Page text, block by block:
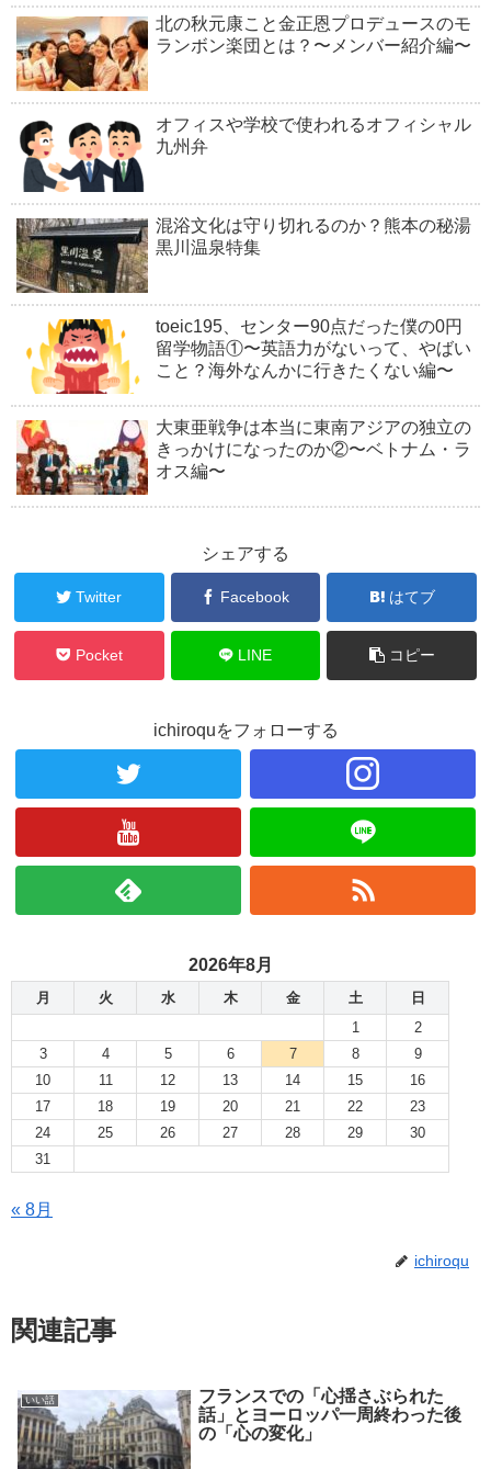
北の秋元康こと金正恩プロデュースのモ
ランボン楽団とは？〜メンバー紹介編〜
オフィスや学校で使われるオフィシャル
九州弁
混浴文化は守り切れるのか？熊本の秘湯
黒川温泉特集
toeic195、センター90点だった僕の0円
留学物語①〜英語力がないって、やばい
こと？海外なんかに行きたくない編〜
大東亜戦争は本当に東南アジアの独立の
きっかけになったのか②〜ベトナム・ラ
オス編〜
シェアする
Twitter Facebook はてブ
Pocket LINE コピー
ichiroquをフォローする
2026年8月
月 火 水 木 金 土
日
1
2
3
4 5 6 7 8
9
10
11 12 13 14 15
16
17
18 19 20 21 22
23
24
25 26 27 28 29
30
31
« 8月
ichiroqu
関連記事
いい話
フランスでの「心揺さぶられた
話」とヨーロッパ一周終わった後
の「心の変化」